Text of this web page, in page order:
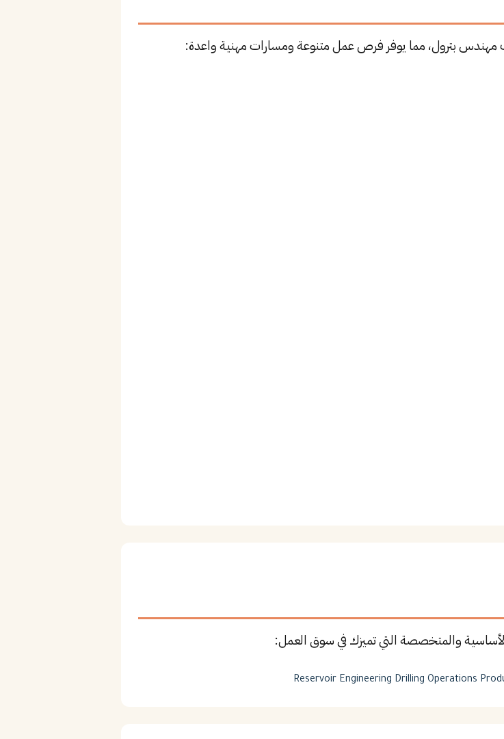
بترول، مما يوفر فرص عمل متنوعة ومسارات مهنية واعدة:
والمتخصصة التي تميزك في سوق العمل:
Reservoir Engineering Drilling Operations